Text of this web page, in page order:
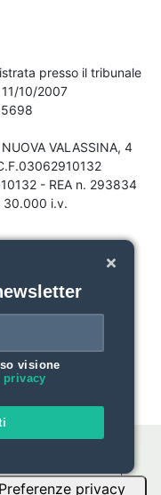
presso il tribunale
10/2007
VALASSINA, 4
- REA n. 293834
30.000 i.v.
visione
alla privacy